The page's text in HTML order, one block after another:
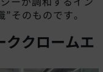
そのものです。
クロームエ